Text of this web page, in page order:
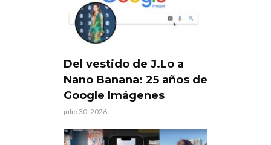
Del vestido de J.Lo a
Nano Banana: 25 años de
Google Imágenes
julio 30, 2026